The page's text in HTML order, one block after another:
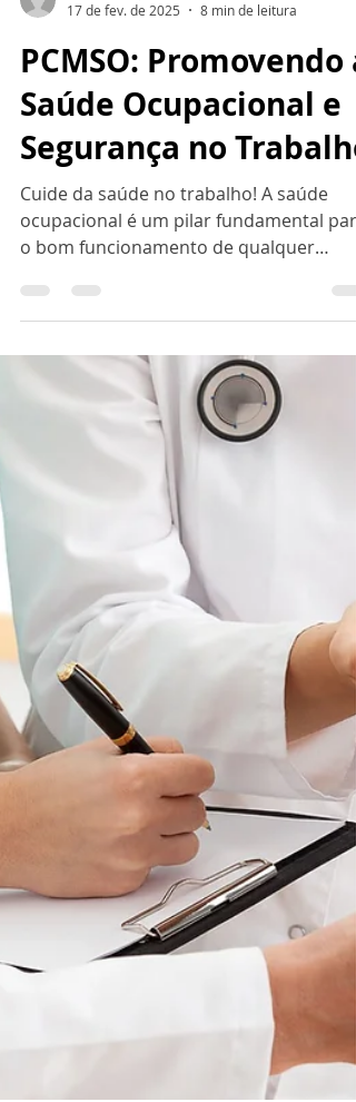
Asonet Ocupacional
17 de fev. de 2025
8 min de leitura
PCMSO: Promovendo a
Saúde Ocupacional e
Segurança no Trabalho
Cuide da saúde no trabalho! A saúde
ocupacional é um pilar fundamental para
o bom funcionamento de qualquer
organização. Para garantir...